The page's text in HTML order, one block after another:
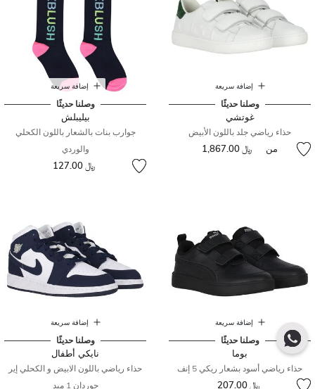
إضافة سريعة
وصلنا حديثًا
غوتشي
حذاء رياضي جلد باللون الأبيض
من ﷼ 1,867.00
إضافة سريعة
وصلنا حديثًا
بيليبلش
جوارب بنات بالشعار باللون الكحلي
والوردي
﷼ 127.00
إضافة سريعة
وصلنا حديثًا
بوما
حذاء رياضي أسود بشعار ريكي 5 إنف
﷼ 207.00
إضافة سريعة
وصلنا حديثًا
نايكي أطفال
حذاء رياضي باللون الابيض و الكحلي إير
جوردان 1 ميد